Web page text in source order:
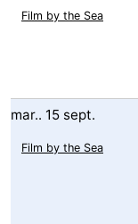
Film by the Sea
mar.. 15 sept.
Film by the Sea